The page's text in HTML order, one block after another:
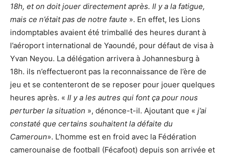
18h, et on doit jouer directement après. Il y a la fatigue,
mais ce n’était pas de notre faute ». En effet, les Lions
indomptables avaient été trimballé des heures durant à
l’aéroport international de Yaoundé, pour défaut de visa à
Yvan Neyou. La délégation arrivera à Johannesburg à
18h. ils n’effectueront pas la reconnaissance de l’ère de
jeu et se contenteront de se reposer pour jouer quelques
heures après. « Il y a les autres qui font ça pour nous
perturber la situation », dénonce-t-il. Ajoutant que « j’ai
constaté que certains souhaitent la défaite du
Cameroun». L’homme est en froid avec la Fédération
camerounaise de football (Fécafoot) depuis son arrivée et